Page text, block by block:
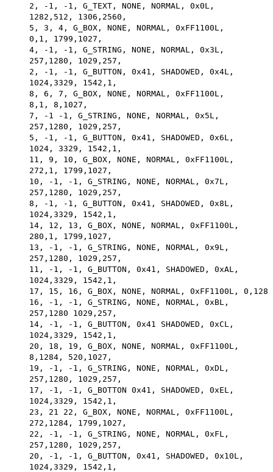
    2, -1, -1, G_TEXT, NONE, NORMAL, 0x0L,
    1282,512, 1306,2560,
    5, 3, 4, G_BOX, NONE, NORMAL, 0xFF1100L,
    0,1, 1799,1027,
    4, -1, -1, G_STRING, NONE, NORMAL, 0x3L,
    257,1280, 1029,257,
    2, -1, -1, G_BUTTON, 0x41, SHADOWED, 0x4L,
    1024,3329, 1542,1,
    8, 6, 7, G_BOX, NONE, NORMAL, 0xFF1100L,
    8,1, 8,1027,
    7, -1 -1, G_STRING, NONE, NORMAL, 0x5L,
    257,1280, 1029,257,
    5, -1, -1, G_BUTTON, 0x41, SHADOWED, 0x6L,
    1024, 3329, 1542,1,
    11, 9, 10, G_BOX, NONE, NORMAL, 0xFF1100L,
    272,1, 1799,1027,
    10, -1, -1, G_STRING, NONE, NORMAL, 0x7L,
    257,1280, 1029,257,
    8, -1, -1, G_BUTTON, 0x41, SHADOWED, 0x8L,
    1024,3329, 1542,1,
    14, 12, 13, G_BOX, NONE, NORMAL, 0xFF1100L,
    280,1, 1799,1027,
    13, -1, -1, G_STRING, NONE, NORMAL, 0x9L,
    257,1280, 1029,257,
    11, -1, -1, G_BUTTON, 0x41, SHADOWED, 0xAL,
    1024,3329, 1542,1,
17, 15, 16, G_BOX, NONE, NORMAL, 0xFF1100L,
    16, -1, -1, G_STRING, NONE, NORMAL, 0xBL,
    257,1280 1029,257,
    14, -1, -1, G_BUTTON, 0x41 SHADOWED, 0xCL,
    1024,3329, 1542,1,
    20, 18, 19, G_BOX, NONE, NORMAL, 0xFF1100L,
    8,1284, 520,1027,
    19, -1, -1, G_STRING, NONE, NORMAL, 0xDL,
    257,1280, 1029,257,
    17, -1, -1, G_BOTTON 0x41, SHADOWED, 0xEL,
    1024,3329, 1542,1,
    23, 21 22, G_BOX, NONE, NORMAL, 0xFF1100L,
    272,1284, 1799,1027,
    22, -1, -1, G_STRING, NONE, NORMAL, 0xFL,
    257,1280, 1029,257,
    20, -1, -1, G_BUTTON, 0x41, SHADOWED, 0x10L,
    1024,3329, 1542,1,